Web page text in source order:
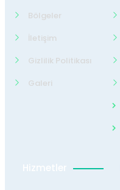
Bölgeler
İletişim
Gizlilik Politikası
Galeri
Hizmetler